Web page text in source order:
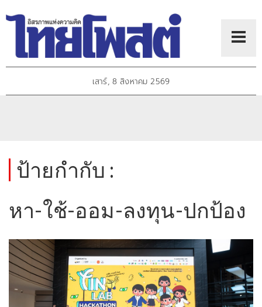
เสาร์, 8 สิงหาคม 2569
ป้ายกำกับ :
หา-ใช้-ออม-ลงทุน-ปกป้อง